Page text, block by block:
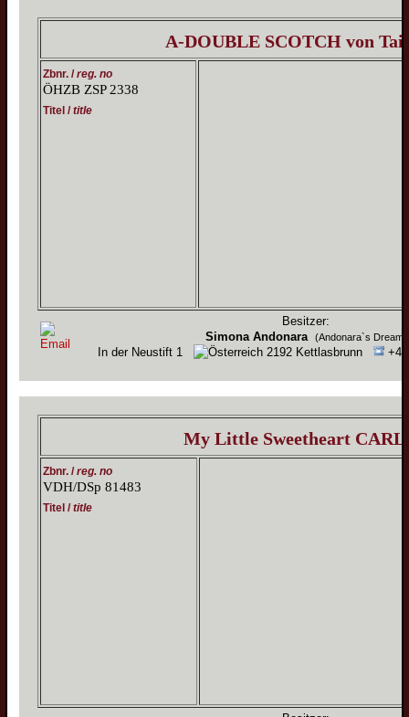
A-DOUBLE SCOTCH von
Zbnr. /reg. no
ÖHZB ZSP 2338
Titel /title
Besitzer:
Simona Andonara
(Andonara`s Dream)
In der Neustift 1 2192 Kettlasbrunn +43
My Little Sweetheart
Zbnr. /reg. no
VDH/DSp 81483
Titel /title